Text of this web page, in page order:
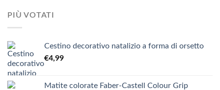
PIÙ VOTATI
Cestino decorativo natalizio a forma di orsetto
€4,99
Matite colorate Faber-Castell Colour Grip